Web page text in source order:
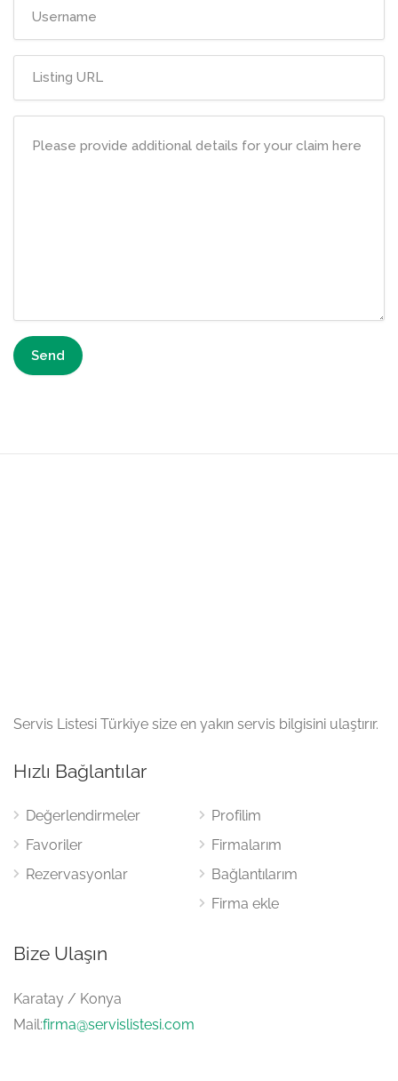
Servis Listesi Türkiye size en yakın servis bilgisini ulaştırır.
Hızlı Bağlantılar
Değerlendirmeler
Favoriler
Rezervasyonlar
Profilim
Firmalarım
Bağlantılarım
Firma ekle
Bize Ulaşın
Karatay / Konya
Mail:firma@servislistesi.com